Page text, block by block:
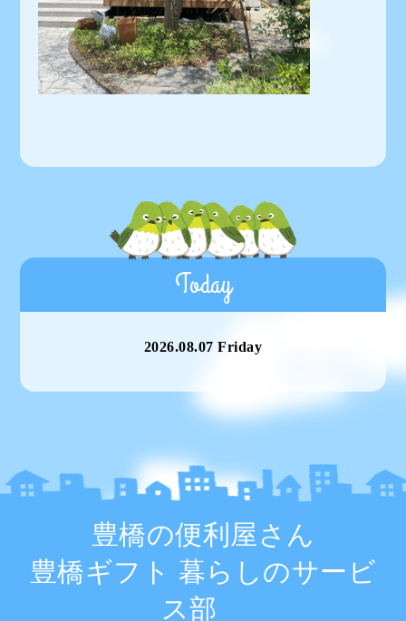
Today
2026.08.07 Friday
豊橋の便利屋さん
豊橋ギフト 暮らしのサービ
ス部